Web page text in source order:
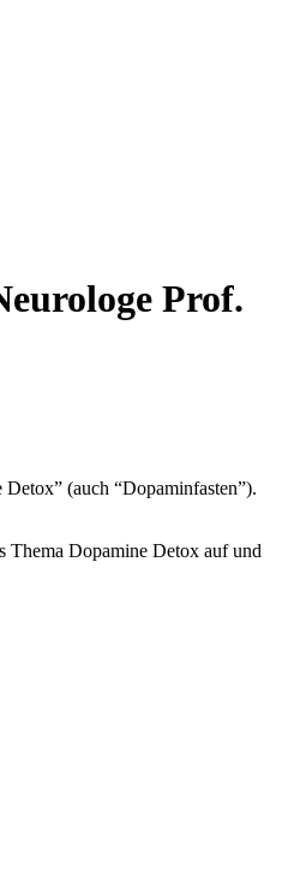
Prof.
(auch “Dopaminfasten”).
Thema Dopamine Detox auf und